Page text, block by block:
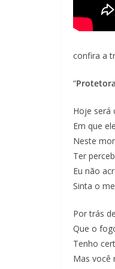
confira a
“Protetora
Hoje será
Em que
Neste
Ter
Eu não
Sinta o
Por trás
Que o
Tenho
Mas você